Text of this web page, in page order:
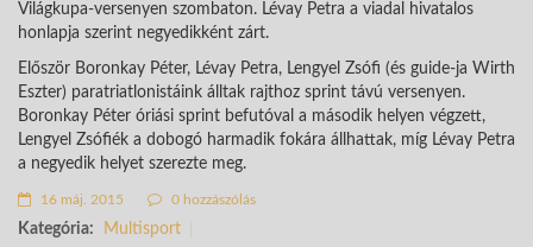
Világkupa-versenyen szombaton. Lévay Petra a viadal hivatalos
honlapja szerint negyedikként zárt.
Először Boronkay Péter, Lévay Petra, Lengyel Zsófi (és guide-ja Wirth
Eszter) paratriatlonistáink álltak rajthoz sprint távú versenyen.
Boronkay Péter óriási sprint befutóval a második helyen végzett,
Lengyel Zsófiék a dobogó harmadik fokára állhattak, míg Lévay Petra
a negyedik helyet szerezte meg.
16 máj. 2015 0 hozzászólás
Kategória: Multisport